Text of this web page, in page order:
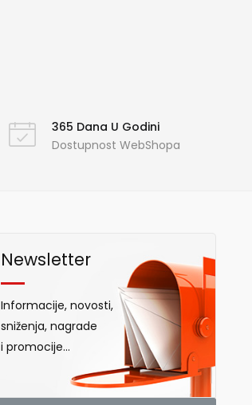
365 Dana U Godini
Dostupnost WebShopa
Newsletter
Informacije, novosti,
sniženja, nagrade
i promocije...